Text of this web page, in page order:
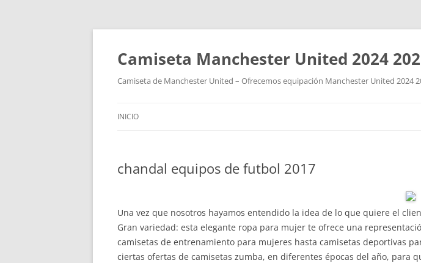
Camiseta Manchester United 2024
Camiseta de Manchester United – Ofrecemos equipación Manchester United 2024
INICIO
chandal equipos de futbol 2017
Una vez que nosotros hayamos entendido la idea de lo que quiere el
Gran variedad: esta elegante ropa para mujer te ofrece una
camisetas de entrenamiento para mujeres hasta camisetas deportivas
ciertas ofertas de camisetas zumba, en diferentes épocas del año, para